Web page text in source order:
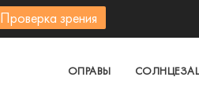
Проверка зрения
ОПРАВЫ